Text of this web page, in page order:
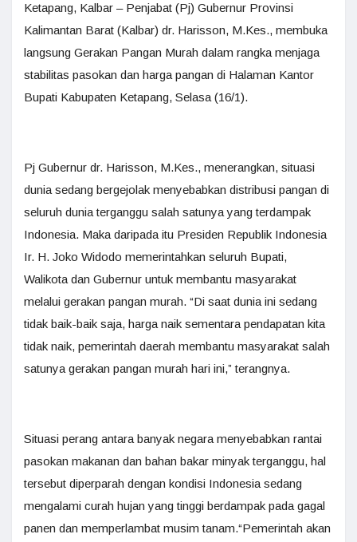
Ketapang, Kalbar – Penjabat (Pj) Gubernur Provinsi
Kalimantan Barat (Kalbar) dr. Harisson, M.Kes., membuka
langsung Gerakan Pangan Murah dalam rangka menjaga
stabilitas pasokan dan harga pangan di Halaman Kantor
Bupati Kabupaten Ketapang, Selasa (16/1).
Pj Gubernur dr. Harisson, M.Kes., menerangkan, situasi
dunia sedang bergejolak menyebabkan distribusi pangan di
seluruh dunia terganggu salah satunya yang terdampak
Indonesia. Maka daripada itu Presiden Republik Indonesia
Ir. H. Joko Widodo memerintahkan seluruh Bupati,
Walikota dan Gubernur untuk membantu masyarakat
melalui gerakan pangan murah. “Di saat dunia ini sedang
tidak baik-baik saja, harga naik sementara pendapatan kita
tidak naik, pemerintah daerah membantu masyarakat salah
satunya gerakan pangan murah hari ini,” terangnya.
Situasi perang antara banyak negara menyebabkan rantai
pasokan makanan dan bahan bakar minyak terganggu, hal
tersebut diperparah dengan kondisi Indonesia sedang
mengalami curah hujan yang tinggi berdampak pada gagal
panen dan memperlambat musim tanam.“Pemerintah akan